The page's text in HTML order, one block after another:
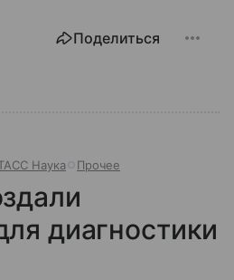
Поделиться
Наука Прочее
диагностики